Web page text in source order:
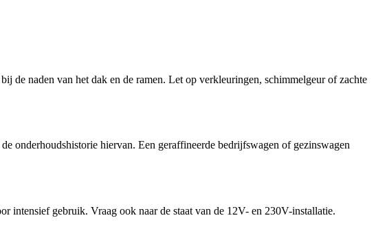
de naden van het dak en de ramen. Let op verkleuringen, schimmelgeur of zachte
onderhoudshistorie hiervan. Een geraffineerde bedrijfswagen of gezinswagen
intensief gebruik. Vraag ook naar de staat van de 12V- en 230V-installatie.